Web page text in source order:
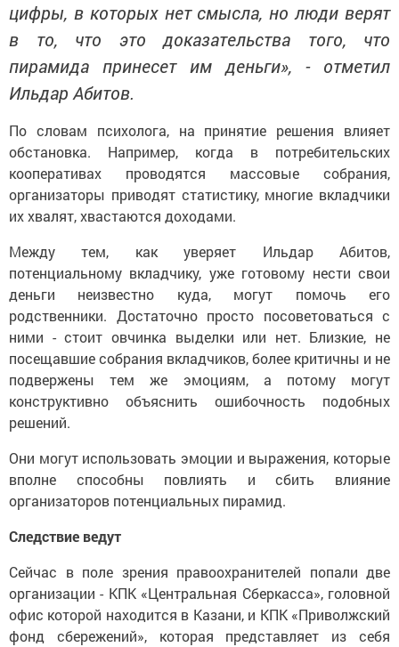
цифры, в которых нет смысла, но люди верят
в то, что это доказательства того, что
пирамида принесет им деньги», - отметил
Ильдар Абитов.
По словам психолога, на принятие решения влияет
обстановка. Например, когда в потребительских
кооперативах проводятся массовые собрания,
организаторы приводят статистику, многие вкладчики
их хвалят, хвастаются доходами.
Между тем, как уверяет Ильдар Абитов,
потенциальному вкладчику, уже готовому нести свои
деньги неизвестно куда, могут помочь его
родственники. Достаточно просто посоветоваться с
ними - стоит овчинка выделки или нет. Близкие, не
посещавшие собрания вкладчиков, более критичны и не
подвержены тем же эмоциям, а потому могут
конструктивно объяснить ошибочность подобных
решений.
Они могут использовать эмоции и выражения, которые
вполне способны повлиять и сбить влияние
организаторов потенциальных пирамид.
Следствие ведут
Сейчас в поле зрения правоохранителей попали две
организации - КПК «Центральная Сберкасса», головной
офис которой находится в Казани, и КПК «Приволжский
фонд сбережений», которая представляет из себя